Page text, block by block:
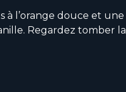
à l’orange douce et une
Regardez tomber la